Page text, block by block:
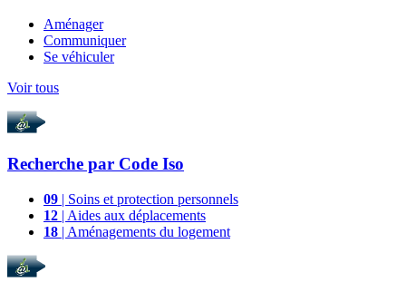
Aménager
Communiquer
Se véhiculer
Voir tous
Recherche par Code Iso
09 | Soins et protection personnels
12 | Aides aux déplacements
18 | Aménagements du logement